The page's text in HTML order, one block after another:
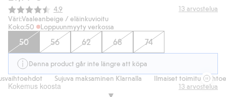
Keskimääräinen luokitus:
4.9 13 arvostelua
Väri:Vaaleanbeige / eläinkuvioitu
Koko:50 Loppuunmyyty verkossa
50 56 62 68 74
Denna product går inte längre att köpa
Sujuva maksaminen Klarnalla Ilmaiset
Kokemus koosta 13 arvostelua